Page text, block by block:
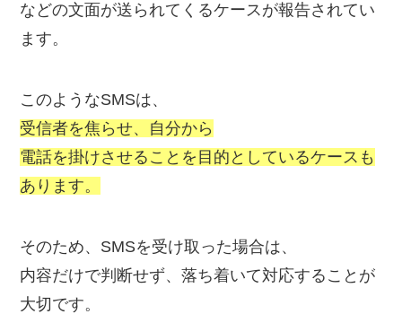
などの文面が送られてくるケースが報告されてい
ます。
このようなSMSは、
受信者を焦らせ、自分から
電話を掛けさせることを目的としているケースも
あります。
そのため、SMSを受け取った場合は、
内容だけで判断せず、落ち着いて対応することが
大切です。